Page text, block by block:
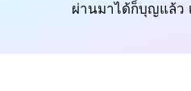
ผ่านมาได้ก็บุญแล้ว